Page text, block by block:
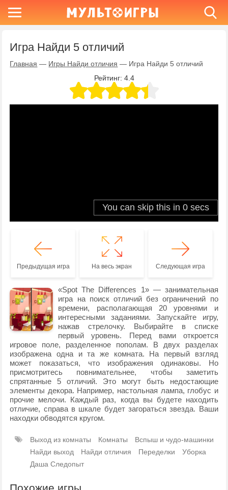
Игра Найди 5 отличий
Главная — Игры Найди отличия — Игра Найди 5 отличий
Рейтинг: 4.4
Предыдущая игра На весь экран Следующая игра
«Spot The Differences 1» — занимательная
игра на поиск отличий без ограничений по
времени, располагающая 20 уровнями и
интересными заданиями. Запускайте игру,
нажав стрелочку. Выбирайте в списке
первый уровень. Перед вами откроется
игровое поле, разделенное пополам. В двух разделах
изображена одна и та же комната. На первый взгляд
может показаться, что изображения одинаковы. Но
присмотритесь повнимательнее, чтобы заметить
спрятанные 5 отличий. Это могут быть недостающие
элементы декора. Например, настольная лампа, глобус и
прочие мелочи. Каждый раз, когда вы будете находить
отличие, справа в шкале будет загораться звезда. Ваши
находки обводятся кругом.
Выход из комнаты Комнаты
Вспыш и чудо-машинки
Найди выход
Найди отличия Переделки
Уборка
Даша Следопыт